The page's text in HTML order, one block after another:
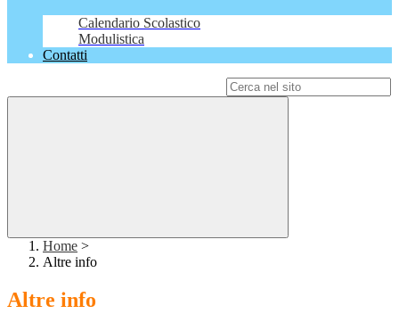
Calendario Scolastico
Modulistica
Contatti
Home >
Altre info
Altre info